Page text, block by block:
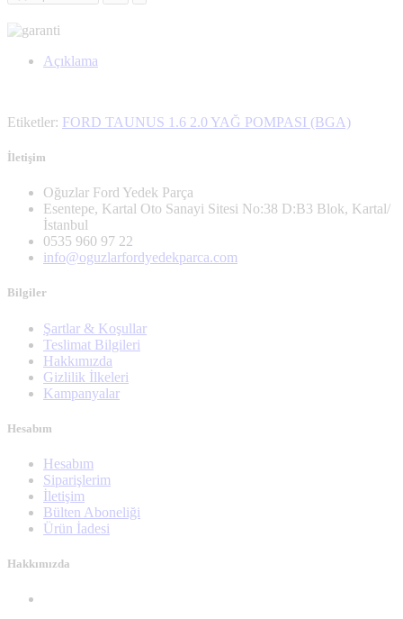
Açıklama
Etiketler: FORD TAUNUS 1.6 2.0 YAĞ POMPASI (BGA)
İletişim
Oğuzlar Ford Yedek Parça
Esentepe, Kartal Oto Sanayi Sitesi No:38 D:B3 Blok, Kartal/
İstanbul
0535 960 97 22
info@oguzlarfordyedekparca.com
Bilgiler
Şartlar & Koşullar
Teslimat Bilgileri
Hakkımızda
Gizlilik İlkeleri
Kampanyalar
Hesabım
Hesabım
Siparişlerim
İletişim
Bülten Aboneliği
Ürün İadesi
Hakkımızda